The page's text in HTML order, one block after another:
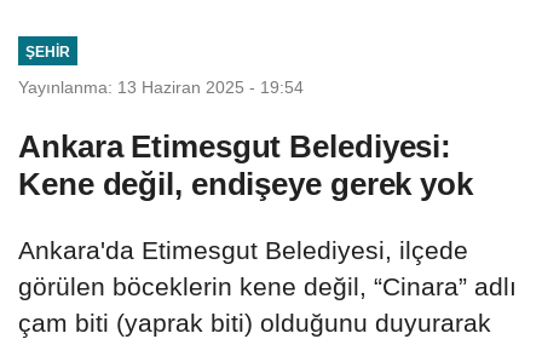
ŞEHIR
Yayınlanma: 13 Haziran 2025 - 19:54
Ankara Etimesgut Belediyesi:
Kene değil, endişeye gerek yok
Ankara'da Etimesgut Belediyesi, ilçede
görülen böceklerin kene değil, “Cinara” adlı
çam biti (yaprak biti) olduğunu duyurarak